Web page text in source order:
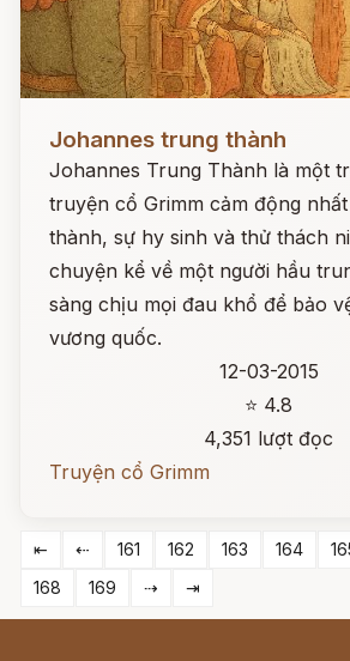
Johannes trung thành
Johannes Trung Thành là một
truyện cổ Grimm cảm động
thành, sự hy sinh và thử thách
chuyện kể về một người hầu
sàng chịu mọi đau khổ để bảo
vương quốc.
12-03-2015
⭐ 4.8
4,351 lượt đọc
Truyện cổ Grimm
⇤ ⇠ 161 162 163 164
168
169 ⇢ ⇥